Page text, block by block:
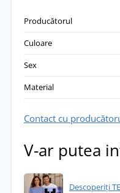
Producătorul
Culoare
Sex
Material
Contact cu
V-ar putea
Descoperiți